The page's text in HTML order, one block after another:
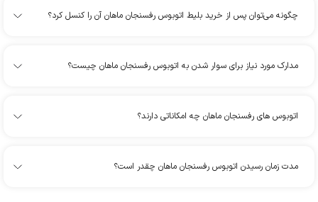
چگونه می‌توان پس از خرید بلیط اتوبوس رفسنجان ماهان آن را کنسل کرد؟
مدارک مورد نیاز برای سوار شدن به اتوبوس رفسنجان ماهان چیست؟
اتوبوس های رفسنجان ماهان چه امکاناتی دارند؟
مدت زمان رسیدن اتوبوس رفسنجان ماهان چقدر است؟